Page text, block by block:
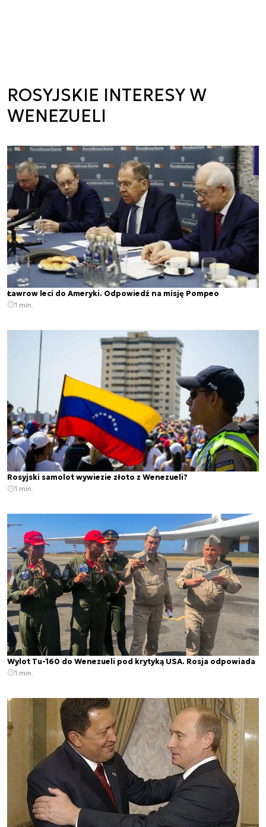
ROSYJSKIE INTERESY W
WENEZUELI
Ławrow leci do Ameryki. Odpowiedź na misję Pompeo
1 min.
Rosyjski samolot wywiezie złoto z Wenezueli?
1 min.
Wylot Tu-160 do Wenezueli pod krytyką USA. Rosja odpowiada
1 min.